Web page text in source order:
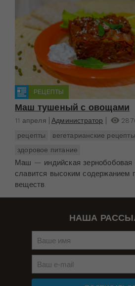
РЕЦЕПТЫ
Маш тушеный с овощами
11 апреля Администратор
рецепты
вегетарианские рецепты
здоровое питание
Маш — индийская зернобобовая
славится высоким содержанием
веществ.
НАША